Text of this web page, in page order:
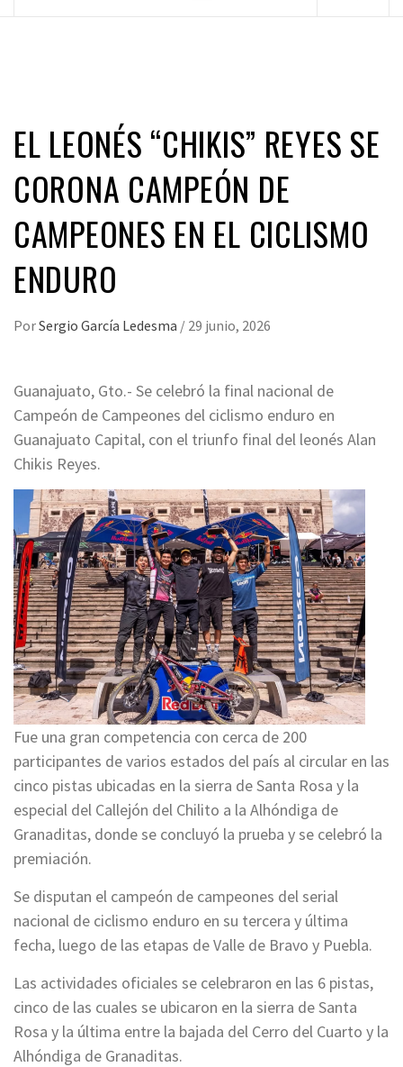
EL LEONÉS “CHIKIS” REYES SE
CORONA CAMPEÓN DE
CAMPEONES EN EL CICLISMO
ENDURO
PorSergio García Ledesma / 29 junio, 2026
Guanajuato, Gto.- Se celebró la final nacional de
Campeón de Campeones del ciclismo enduro en
Guanajuato Capital, con el triunfo final del leonés Alan
Chikis Reyes.
Fue una gran competencia con cerca de 200
participantes de varios estados del país al circular en las
cinco pistas ubicadas en la sierra de Santa Rosa y la
especial del Callejón del Chilito a la Alhóndiga de
Granaditas, donde se concluyó la prueba y se celebró la
premiación.
Se disputan el campeón de campeones del serial
nacional de ciclismo enduro en su tercera y última
fecha, luego de las etapas de Valle de Bravo y Puebla.
Las actividades oficiales se celebraron en las 6 pistas,
cinco de las cuales se ubicaron en la sierra de Santa
Rosa y la última entre la bajada del Cerro del Cuarto y la
Alhóndiga de Granaditas.